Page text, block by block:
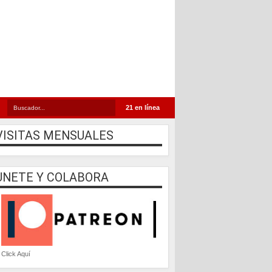
21 en línea
MENSUALES
Y COLABORA
Click Aquí